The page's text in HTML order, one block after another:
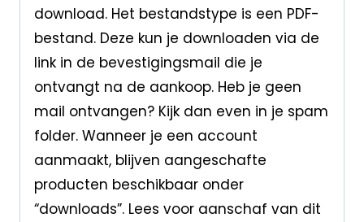
download. Het bestandstype is een PDF-
bestand. Deze kun je downloaden via de
link in de bevestigingsmail die je
ontvangt na de aankoop. Heb je geen
mail ontvangen? Kijk dan even in je spam
folder. Wanneer je een account
aanmaakt, blijven aangeschafte
producten beschikbaar onder
“downloads”. Lees voor aanschaf van dit